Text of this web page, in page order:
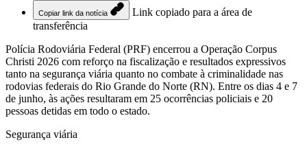
Copiar link da notícia
Link copiado para a área de
transferência
Polícia Rodoviária Federal (PRF) encerrou a Operação Corpus
Christi 2026 com reforço na fiscalização e resultados expressivos
tanto na segurança viária quanto no combate à criminalidade nas
rodovias federais do Rio Grande do Norte (RN). Entre os dias 4 e 7
de junho, às ações resultaram em 25 ocorrências policiais e 20
pessoas detidas em todo o estado.
Segurança viária